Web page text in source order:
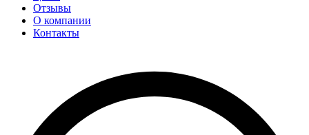
Отзывы
О компании
Контакты